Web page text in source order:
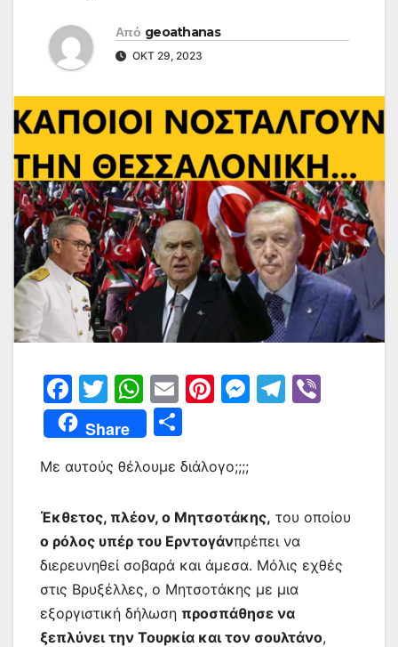
Από geoathanas
ΟΚΤ 29, 2023
F
a
c
e
o
o
k
T
w
itt
er
W
h
at
s
p
p
E
m
ai
l
Pi
e
st
M
n
g
er
T
m
Share
ρ
α
σ
τε
ίτ
ε
Με αυτούς θέλουμε διάλογο;;;;
Έκθετος, πλέον, ο Μητσοτάκης, του οποίου
ο ρόλος υπέρ του Ερντογάνπρέπει να
διερευνηθεί σοβαρά και άμεσα. Μόλις εχθές
στις Βρυξέλλες, ο Μητσοτάκης με μια
εξοργιστική δήλωση προσπάθησε να
ξεπλύνει την Τουρκία και τον σουλτάνο,